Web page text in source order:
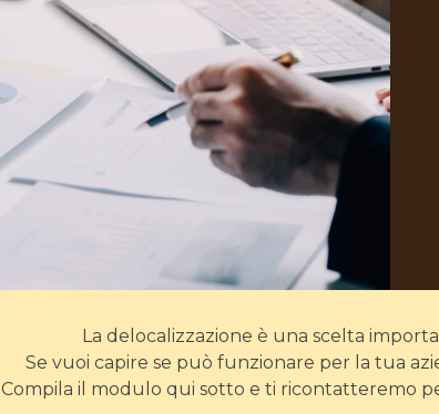
La delocalizzazione è una scelta
Se vuoi capire se può funzionare per la tua
Compila il modulo qui sotto e ti ricontatteremo